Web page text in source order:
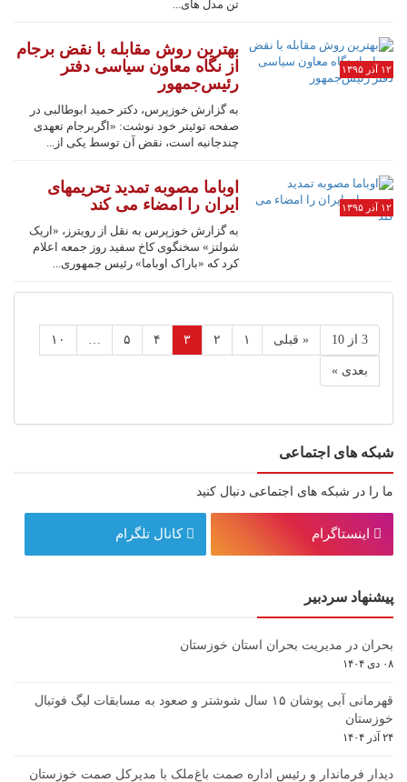
تن مدل های...
۱۲ آذر ۱۳۹۵
بهترین روش مقابله با نقض برجام
از نگاه معاون سیاسی دفتر
رئیس‌جمهور
به گزارش خوزپرس، دکتر حمید ابوطالبی در
صفحه توئیتر خود نوشت: «اگربرجام تعهدی
چندجانبه است، نقض آن توسط یکی از...
۱۲ آذر ۱۳۹۵
اوباما مصوبه تمدید تحریمهای
ایران را امضاء می کند
به گزارش خوزپرس به نقل از رویترز، «اریک
شولتز» سخنگوی کاخ سفید روز جمعه اعلام
کرد که «باراک اوباما» رئیس جمهوری...
3 از 10 « قبلی ۱ ۲ ۳ ۴ ۵ … ۱۰
بعدی »
شبکه های اجتماعی
ما را در شبکه های اجتماعی دنبال کنید
اینستاگرام کانال تلگرام
پیشنهاد سردبیر
بحران در مدیریت بحران استان خوزستان
۰۸ دی ۱۴۰۴
قهرمانی آبی پوشان ۱۵ سال شوشتر و صعود به مسابقات لیگ فوتبال
خوزستان
۲۴ آذر ۱۴۰۴
دیدار فرماندار و رئیس اداره صمت باغ‌ملک با مدیرکل صمت خوزستان